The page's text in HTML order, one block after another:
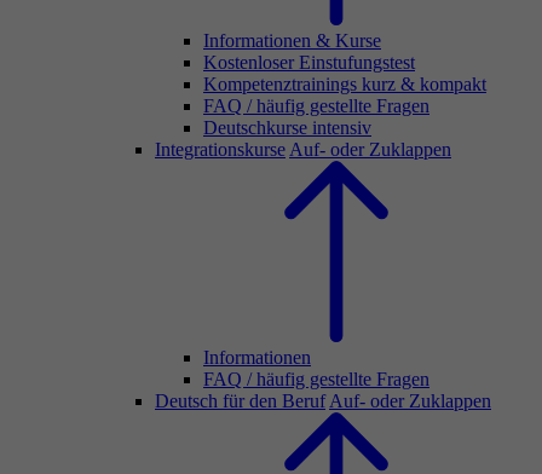
Informationen & Kurse
Kostenloser Einstufungstest
Kompetenztrainings kurz & kompakt
FAQ / häufig gestellte Fragen
Deutschkurse intensiv
Integrationskurse Auf- oder Zuklappen
Informationen
FAQ / häufig gestellte Fragen
Deutsch für den Beruf Auf- oder Zuklappen